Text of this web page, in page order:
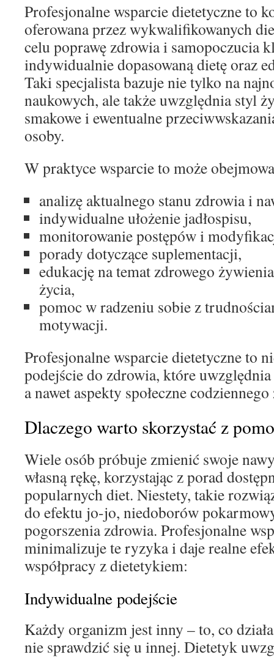
Profesjonalne wsparcie dietetyczne to
oferowana przez wykwalifikowanych
celu poprawę zdrowia i samopoczucia
indywidualnie dopasowaną dietę oraz
Taki specjalista bazuje nie tylko na
naukowych, ale także uwzględnia styl
smakowe i ewentualne
osoby.
W praktyce wsparcie to może
analizę aktualnego stanu zdrowia i
indywidualne ułożenie jadłospisu,
monitorowanie postępów i
porady dotyczące suplementacji,
edukację na temat zdrowego
życia,
pomoc w radzeniu sobie z
motywacji.
Profesjonalne wsparcie dietetyczne to
podejście do zdrowia, które
a nawet aspekty społeczne
Dlaczego warto skorzystać z
Wiele osób próbuje zmienić swoje
własną rękę, korzystając z porad
popularnych diet. Niestety, takie
do efektu jo-jo, niedoborów
pogorszenia zdrowia. Profesjonalne
minimalizuje te ryzyka i daje realne
współpracy z dietetykiem:
Indywidualne podejście
Każdy organizm jest inny – to, co
nie sprawdzić się u innej. Dietetyk